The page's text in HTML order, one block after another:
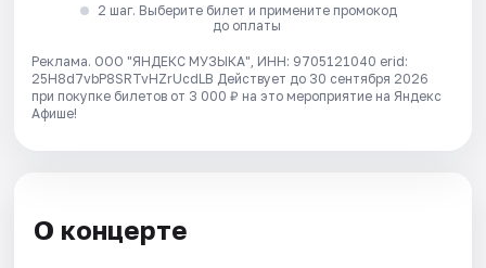
2 шаг. Выберите билет и примените промокод
до оплаты
Реклама. ООО "ЯНДЕКС МУЗЫКА", ИНН: 9705121040 erid:
25H8d7vbP8SRTvHZrUcdLB Действует до 30 сентября 2026
при покупке билетов от 3 000 ₽ на это мероприятие на Яндекс
Афише!
О концерте